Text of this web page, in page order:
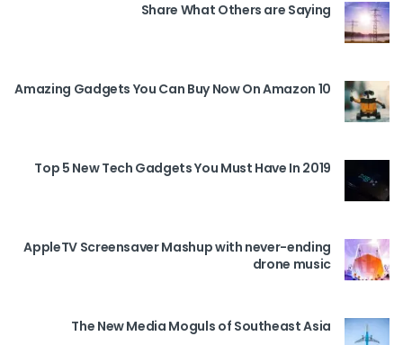
Share What Others are Saying
10 Amazing Gadgets You Can Buy Now On Amazon
Top 5 New Tech Gadgets You Must Have In 2019
AppleTV Screensaver Mashup with never-ending
drone music
The New Media Moguls of Southeast Asia